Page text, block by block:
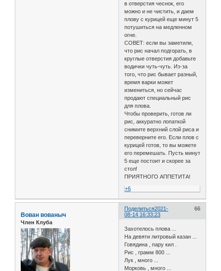
в отверстия чеснок, его
можно и не чистить, и даем
плову с курицей еще минут 5
потушиться на медленном
огне.
СОВЕТ: если вы заметили,
что рис начал подгорать, в
круглые отверстия добавьте
водички чуть-чуть. Из-за
того, что рис бывает разный,
время варки может
измениться, но сейчас
продают специальный рис
для плова.
Чтобы проверить, готов ли
рис, аккуратно лопаткой
снимите верхний слой риса и
переверните его. Если плов с
курицей готов, то вы можете
его перемешать. Пусть минут
5 еще постоит и скорее за
стол!
ПРИЯТНОГО АППЕТИТА!
+6
Поделиться 66
2021-
08-14 16:33:23
Вован вованыч
Член Клуба
Захотелось плова ...
На девяти литровый казан ...
Говядина , пару кил .
Рис , грамм 800 ...
Лук , много ...
Морковь , много ...